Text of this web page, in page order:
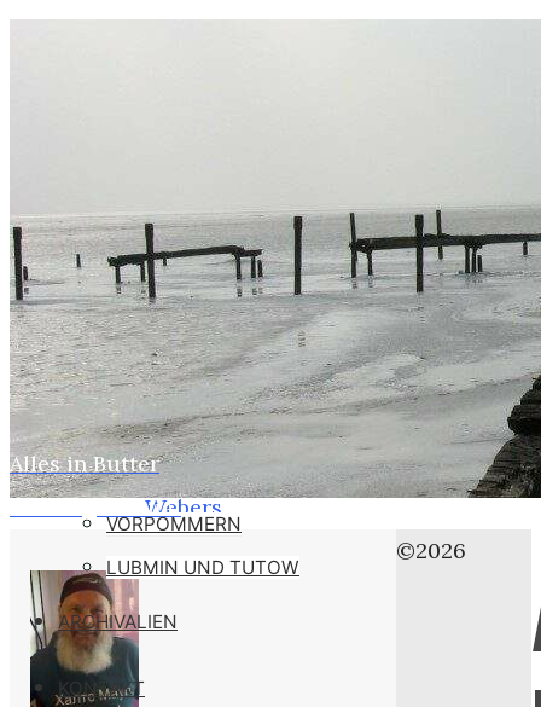
WEBCAMZ
WEBCAM 24H
WEBER – KONFORM
RÜGEN PUTBUS
RHINESIDE-GALERIE
KREFELD-BILDER
VORPOMMERN
LUBMIN UND TUTOW
ARCHIVALIEN
KONTAKT
Home
Webers
Putins
Alles in Butter
Framing Manual
©2026